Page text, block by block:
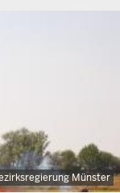
Münster